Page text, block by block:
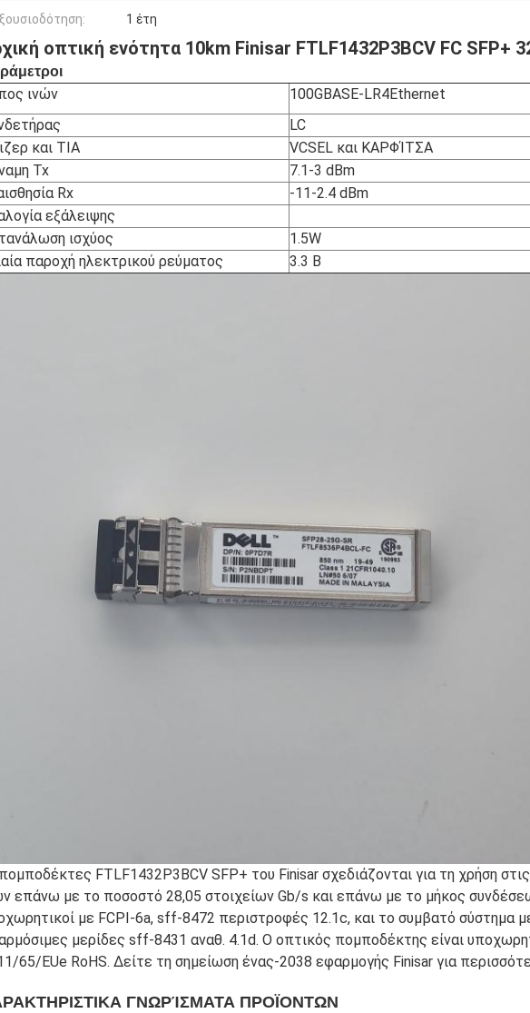
1 έτη
οπτική ενότητα 10km Finisar FTLF1432P3BCV FC SFP+
ινών
100GBASE-LR4Ethernet
LC
και TIA
VCSEL και ΚΑΡΦΊΤΣΑ
Tx
7.1-3 dBm
Rx
-11-2.4 dBm
εξάλειψης
ισχύος
1.5W
παροχή ηλεκτρικού ρεύματος
3.3 Β
FTLF1432P3BCV SFP+ του Finisar σχεδιάζονται για τη χρήση
επάνω με το ποσοστό 28,05 στοιχείων Gb/s και επάνω με το μήκος
με FCPI-6a, sff-8472 περιστροφές 12.1c, και το συμβατό σύστημα
μερίδες sff-8431 αναθ. 4.1d. Ο οπτικός πομποδέκτης είναι
65/EUe RoHS. Δείτε τη σημείωση ένας-2038 εφαρμογής Finisar για
ΓΝΩΡΊΣΜΑΤΑ ΠΡΟΪΟΝΤΩΝ